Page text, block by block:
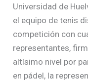
Universidad de
el equipo de tenis
competición con
representantes,
altísimo nivel por
en pádel, la